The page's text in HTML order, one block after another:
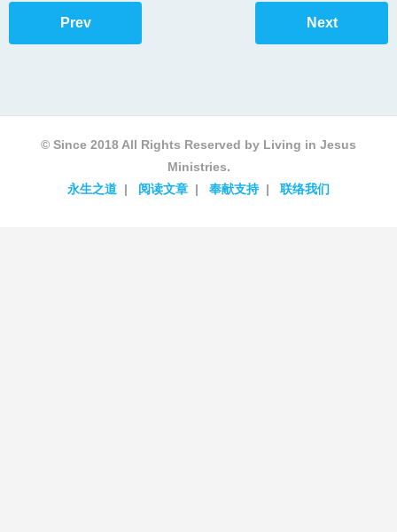
Prev Next
© Since 2018 All Rights Reserved by Living in Jesus
Ministries.
永生之道
阅读文章 奉献支持 联络我们